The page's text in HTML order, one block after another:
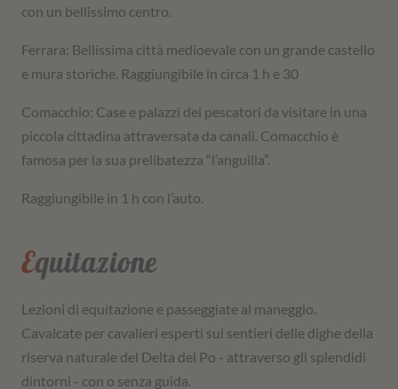
con un bellissimo centro.
Ferrara: Bellissima città medioevale con un grande castello
e mura storiche. Raggiungibile in circa 1 h e 30
Comacchio: Case e palazzi dei pescatori da visitare in una
piccola cittadina attraversata da canali. Comacchio è
famosa per la sua prelibatezza “l’anguilla”.
Raggiungibile in 1 h con l’auto.
Equitazione
Lezioni di equitazione e passeggiate al maneggio.
Cavalcate per cavalieri esperti sui sentieri delle dighe della
riserva naturale del Delta del Po - attraverso gli splendidi
dintorni - con o senza guida.